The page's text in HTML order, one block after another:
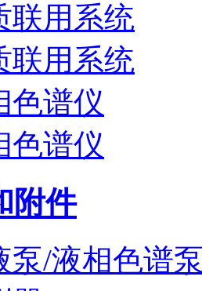
联用系统
联用系统
色谱仪
色谱仪
附件
泵/液相色谱